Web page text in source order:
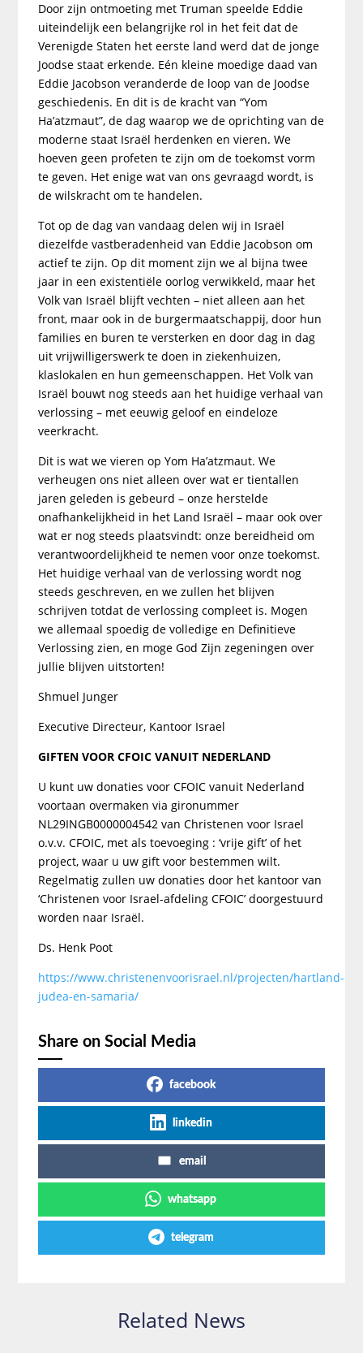
Door zijn ontmoeting met Truman speelde Eddie
uiteindelijk een belangrijke rol in het feit dat de
Verenigde Staten het eerste land werd dat de jonge
Joodse staat erkende. Eén kleine moedige daad van
Eddie Jacobson veranderde de loop van de Joodse
geschiedenis. En dit is de kracht van “Yom
Ha’atzmaut”, de dag waarop we de oprichting van de
moderne staat Israël herdenken en vieren. We
hoeven geen profeten te zijn om de toekomst vorm
te geven. Het enige wat van ons gevraagd wordt, is
de wilskracht om te handelen.
Tot op de dag van vandaag delen wij in Israël
diezelfde vastberadenheid van Eddie Jacobson om
actief te zijn. Op dit moment zijn we al bijna twee
jaar in een existentiële oorlog verwikkeld, maar het
Volk van Israël blijft vechten – niet alleen aan het
front, maar ook in de burgermaatschappij, door hun
families en buren te versterken en door dag in dag
uit vrijwilligerswerk te doen in ziekenhuizen,
klaslokalen en hun gemeenschappen. Het Volk van
Israël bouwt nog steeds aan het huidige verhaal van
verlossing – met eeuwig geloof en eindeloze
veerkracht.
Dit is wat we vieren op Yom Ha’atzmaut. We
verheugen ons niet alleen over wat er tientallen
jaren geleden is gebeurd – onze herstelde
onafhankelijkheid in het Land Israël – maar ook over
wat er nog steeds plaatsvindt: onze bereidheid om
verantwoordelijkheid te nemen voor onze toekomst.
Het huidige verhaal van de verlossing wordt nog
steeds geschreven, en we zullen het blijven
schrijven totdat de verlossing compleet is. Mogen
we allemaal spoedig de volledige en Definitieve
Verlossing zien, en moge God Zijn zegeningen over
jullie blijven uitstorten!
Shmuel Junger
Executive Directeur, Kantoor Israel
GIFTEN VOOR CFOIC VANUIT NEDERLAND
U kunt uw donaties voor CFOIC vanuit Nederland
voortaan overmaken via gironummer
NL29INGB0000004542 van Christenen voor Israel
o.v.v. CFOIC, met als toevoeging : ‘vrije gift’ of het
project, waar u uw gift voor bestemmen wilt.
Regelmatig zullen uw donaties door het kantoor van
‘Christenen voor Israel-afdeling CFOIC’ doorgestuurd
worden naar Israël.
Ds. Henk Poot
https://www.christenenvoorisrael.nl/projecten/hartland-
judea-en-samaria/
Share on Social Media
facebook
linkedin
email
whatsapp
telegram
Related News